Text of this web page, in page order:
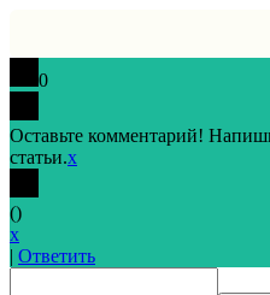
0
Оставьте комментарий!
статьи.x
()
x
| Ответить